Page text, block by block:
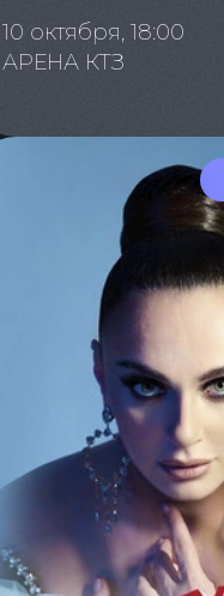
10 октября, 18:00
АРЕНА КТЗ